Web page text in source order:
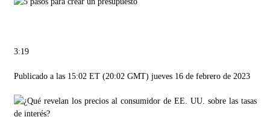
3:19
Publicado a las 15:02 ET (20:02 GMT) jueves 16 de febrero de 2023